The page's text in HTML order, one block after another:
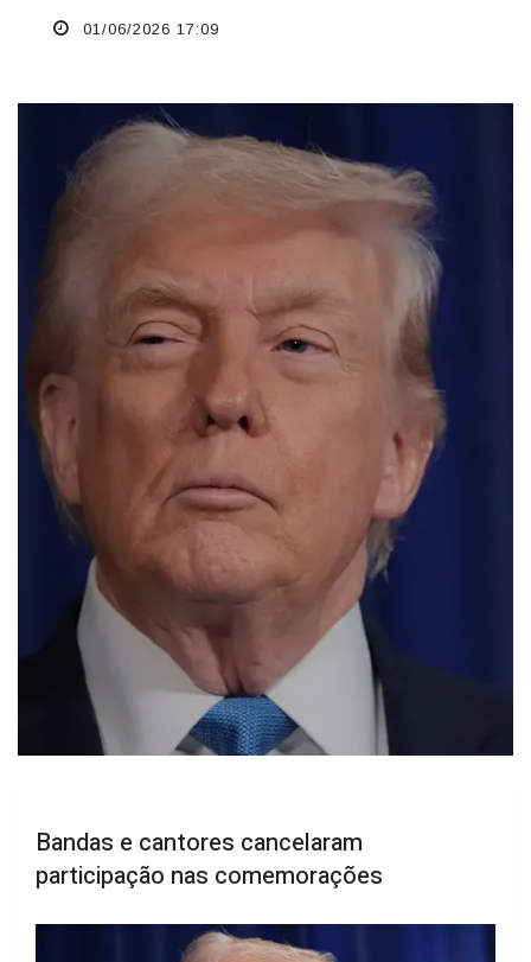
01/06/2026 17:09
Bandas e cantores cancelaram
participação nas comemorações